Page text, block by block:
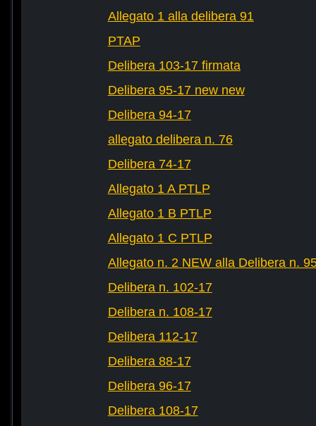
Allegato 1 alla delibera 91
PTAP
Delibera 103-17 firmata
Delibera 95-17 new new
Delibera 94-17
allegato delibera n. 76
Delibera 74-17
Allegato 1 A PTLP
Allegato 1 B PTLP
Allegato 1 C PTLP
Allegato n. 2 NEW alla Delibera n.
Delibera n. 102-17
Delibera n. 108-17
Delibera 112-17
Delibera 88-17
Delibera 96-17
Delibera 108-17